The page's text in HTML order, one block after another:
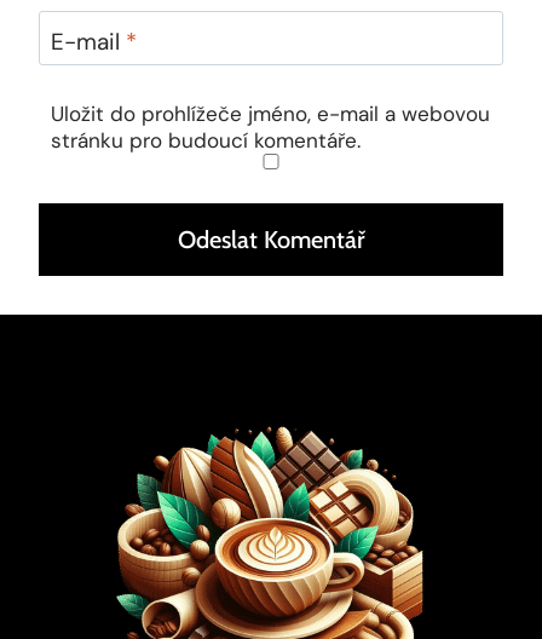
E-mail *
Uložit do prohlížeče jméno, e-mail a webovou
stránku pro budoucí komentáře.